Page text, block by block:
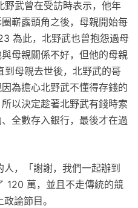
武曾在受訪時表示，他年
嶄露頭角之後，母親開始每
為此，北野武也曾抱怨過母
母親關係不好，但他的母親
母親去世後，北野武的哥
為擔心北野武不懂得存錢的
以決定趁著北野武有錢時索
全數存入銀行，最後才在過
，「謝謝，我們一起辦到
120 萬，並且不走傳統的競
論節目。